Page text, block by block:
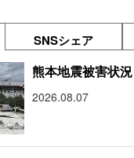
SNSシェア
熊本地震被害状況
2026.08.07